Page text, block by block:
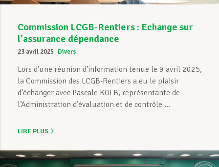
Commission LCGB-Rentiers : Echange sur
l’assurance dépendance
23 avril 2025 Divers
Lors d’une réunion d’information tenue le 9 avril 2025,
la Commission des LCGB-Rentiers a eu le plaisir
d’échanger avec Pascale KOLB, représentante de
l’Administration d’évaluation et de contrôle ...
LIRE PLUS